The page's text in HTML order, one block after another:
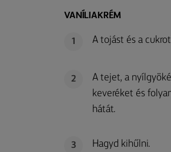
VANÍLIAKRÉM
1 A tojást és a
2
A tejet, a
keveréket és
hátát.
3 Hagyd kihűlni.